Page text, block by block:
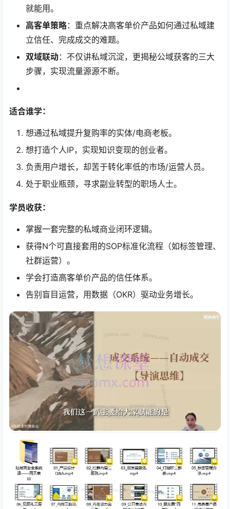
就能用。
高客单策略：重点解决高客单价产品如何通过私域建
立信任、完成成交的难题。
双域联动：不仅讲私域沉淀，更揭秘公域获客的三大
步骤，实现流量源源不断。
适合谁学：
想通过私域提升复购率的实体/电商老板。
想打造个人IP，实现知识变现的创业者。
负责用户增长，却苦于转化率低的市场/运营人员。
处于职业瓶颈，寻求副业转型的职场人士。
学员收获：
掌握一套完整的私域商业闭环逻辑。
获得N个可直接套用的SOP标准化流程（如标签管理、
社群运营）。
学会打造高客单价产品的信任体系。
告别盲目运营，用数据（OKR）驱动业务增长。